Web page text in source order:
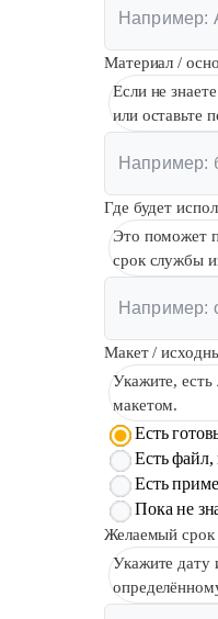
Материал /
Если не
или оставьте
Где будет
Это поможет
срок службы
Макет /
Укажите,
макетом.
Есть
Есть
Есть
Пока не
Желаемый срок
Укажите дату